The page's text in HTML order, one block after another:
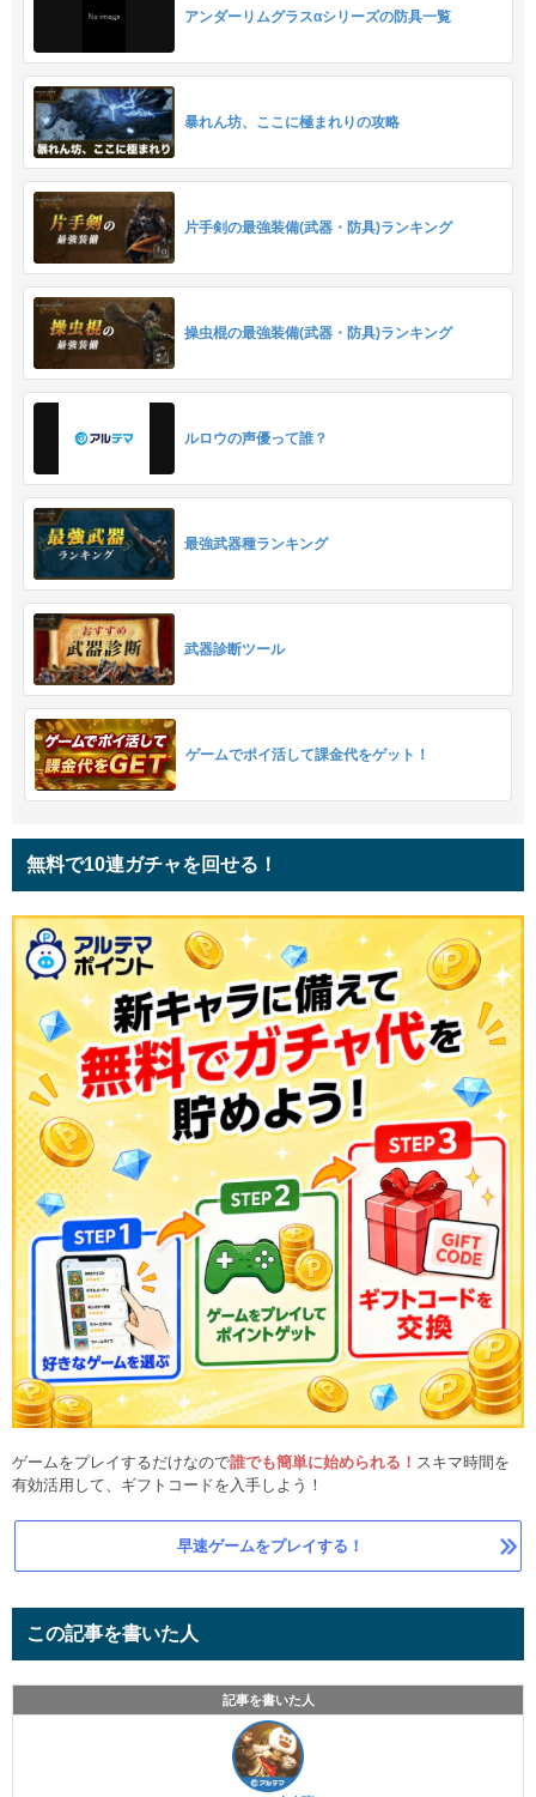
アンダーリムグラスαシリーズの防具一覧
暴れん坊、ここに極まれりの攻略
片手剣の最強装備(武器・防具)ランキング
操虫棍の最強装備(武器・防具)ランキング
ルロウの声優って誰？
最強武器種ランキング
武器診断ツール
ゲームでポイ活して課金代をゲット！
無料で10連ガチャを回せる！
ゲームをプレイするだけなので誰でも簡単に始められる！ スキマ時間を
有効活用して、ギフトコードを入手しよう！
早速ゲームをプレイする！
この記事を書いた人
記事を書いた人